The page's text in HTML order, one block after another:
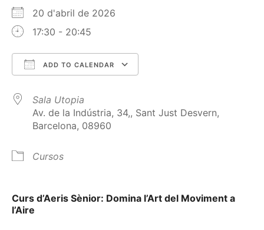
20 d'abril de 2026
17:30 - 20:45
ADD TO CALENDAR
Sala Utopia
Av. de la Indústria, 34,, Sant Just Desvern,
Barcelona, 08960
Cursos
Curs d’Aeris Sènior: Domina l’Art del Moviment a
l’Aire